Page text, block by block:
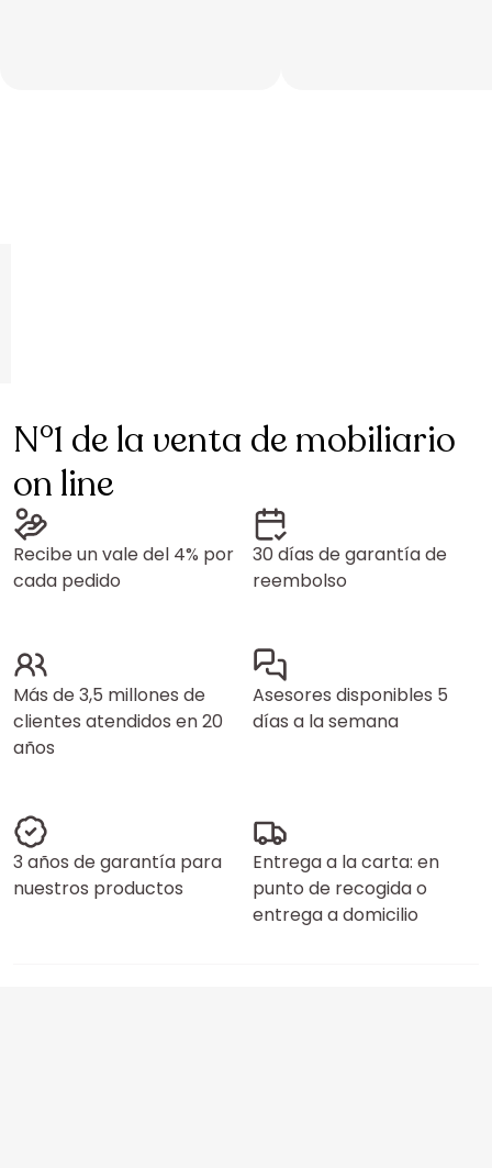
N°1 de la venta de mobiliario
on line
Recibe un vale del 4% por
cada pedido
30 días de garantía de
reembolso
Más de 3,5 millones de
clientes atendidos en 20
años
Asesores disponibles 5
días a la semana
3 años de garantía para
nuestros productos
Entrega a la carta: en
punto de recogida o
entrega a domicilio